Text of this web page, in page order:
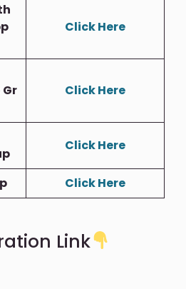
Click Here
Gr
Click Here
Click Here
Click Here
Link